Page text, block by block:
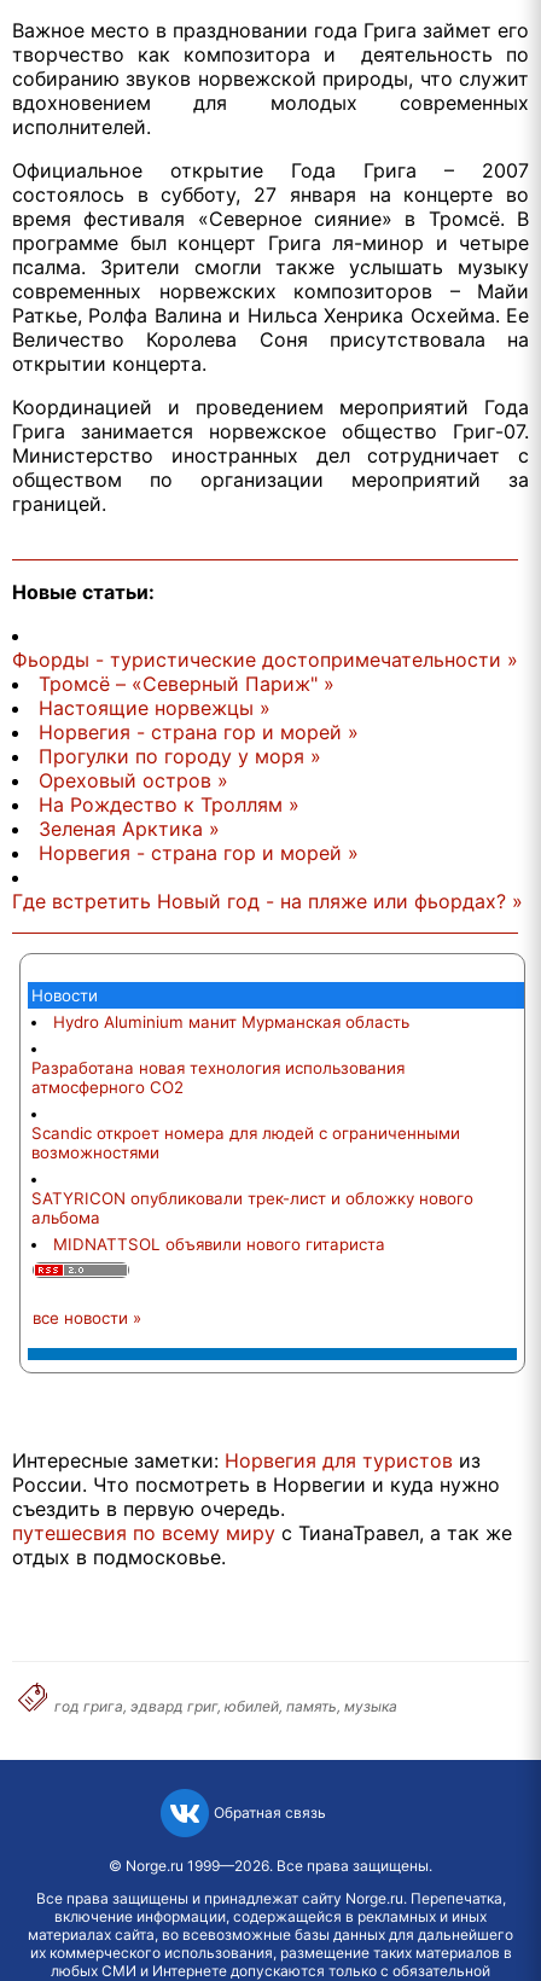
Важное место в праздновании года Грига займет его
творчество как композитора и деятельность по
собиранию звуков норвежской природы, что служит
вдохновением для молодых современных
исполнителей.
Официальное открытие Года Грига – 2007
состоялось в субботу, 27 января на концерте во
время фестиваля «Северное сияние» в Тромсё. В
программе был концерт Грига ля-минор и четыре
псалма. Зрители смогли также услышать музыку
современных норвежских композиторов – Майи
Раткье, Ролфа Валина и Нильса Хенрика Осхейма. Ее
Величество Королева Соня присутствовала на
открытии концерта.
Координацией и проведением мероприятий Года
Грига занимается норвежское общество Григ-07.
Министерство иностранных дел сотрудничает с
обществом по организации мероприятий за
границей.
Новые статьи:
Фьорды - туристические достопримечательности »
Тромсё – «Северный Париж" »
Настоящие норвежцы »
Норвегия - страна гор и морей »
Прогулки по городу у моря »
Ореховый остров »
На Рождество к Троллям »
Зеленая Арктика »
Норвегия - страна гор и морей »
Где встретить Новый год - на пляже или фьордах? »
Новости
Hydro Aluminium манит Мурманская область
Разработана новая технология использования
атмосферного СО2
Scandic откроет номера для людей с ограниченными
возможностями
SATYRICON опубликовали трек-лист и обложку нового
альбома
MIDNATTSOL объявили нового гитариста
все новости »
Интересные заметки: Норвегия для туристов из
России. Что посмотреть в Норвегии и куда нужно
съездить в первую очередь.
путешесвия по всему миру с ТианаТравел, а так же
отдых в подмосковье.
год грига, эдвард григ, юбилей, память, музыка
Обратная связь
© Norge.ru 1999—2026. Все права защищены.
Все права защищены и принадлежат сайту Norge.ru. Перепечатка,
включение информации, содержащейся в рекламных и иных
материалах сайта, во всевозможные базы данных для дальнейшего
их коммерческого использования, размещение таких материалов в
любых СМИ и Интернете допускаются только с обязательной